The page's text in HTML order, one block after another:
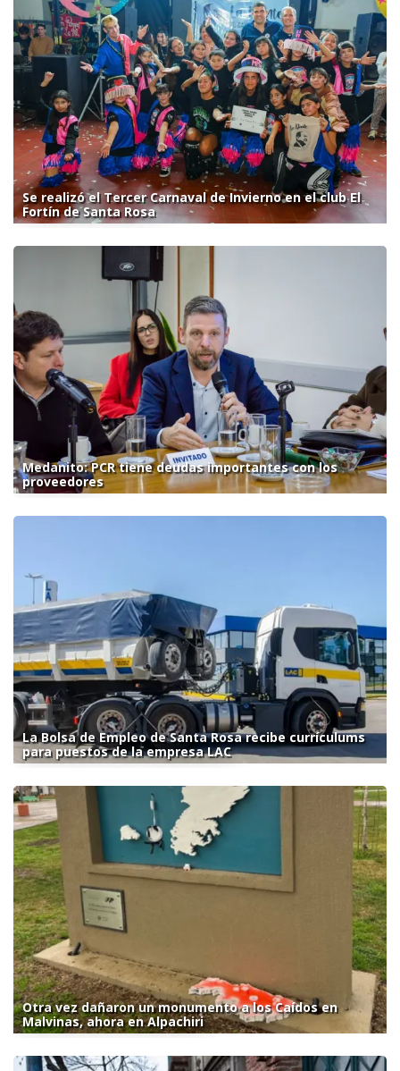
Se realizó el Tercer Carnaval de Invierno en el club El
Fortín de Santa Rosa
Medanito: PCR tiene deudas importantes con los
proveedores
La Bolsa de Empleo de Santa Rosa recibe currículums
para puestos de la empresa LAC
Otra vez dañaron un monumento a los Caídos en
Malvinas, ahora en Alpachiri